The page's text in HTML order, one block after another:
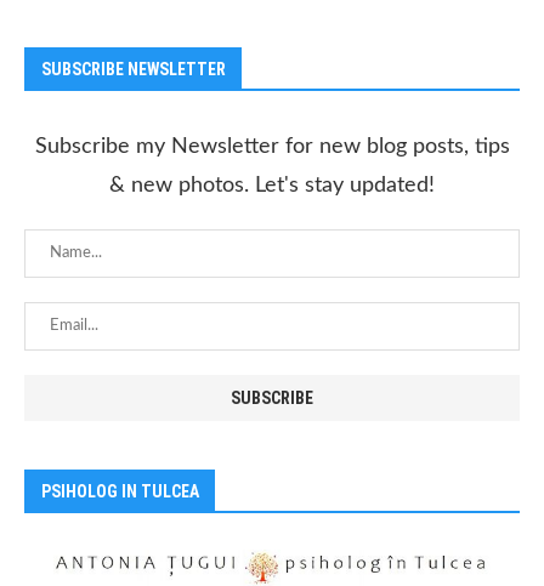
SUBSCRIBE NEWSLETTER
Subscribe my Newsletter for new blog posts, tips
& new photos. Let's stay updated!
PSIHOLOG IN TULCEA